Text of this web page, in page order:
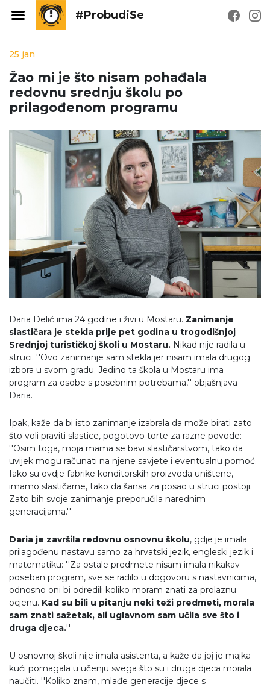
#ProbudiSe
25 jan
Žao mi je što nisam pohađala
redovnu srednju školu po
prilagođenom programu
Daria Delić ima 24 godine i živi u Mostaru. Zanimanje
slastičara je stekla prije pet godina u trogodišnjoj
Srednjoj turističkoj školi u Mostaru. Nikad nije radila u
struci. ''Ovo zanimanje sam stekla jer nisam imala drugog
izbora u svom gradu. Jedino ta škola u Mostaru ima
program za osobe s posebnim potrebama,'' objašnjava
Daria.
Ipak, kaže da bi isto zanimanje izabrala da može birati zato
što voli praviti slastice, pogotovo torte za razne povode:
''Osim toga, moja mama se bavi slastičarstvom, tako da
uvijek mogu računati na njene savjete i eventualnu pomoć.
Iako su ovdje fabrike konditorskih proizvoda uništene,
imamo slastičarne, tako da šansa za posao u struci postoji.
Zato bih svoje zanimanje preporučila narednim
generacijama.''
Daria je završila redovnu osnovnu školu, gdje je imala
prilagođenu nastavu samo za hrvatski jezik, engleski jezik i
matematiku: ''Za ostale predmete nisam imala nikakav
poseban program, sve se radilo u dogovoru s nastavnicima,
odnosno oni bi odredili koliko moram znati za prolaznu
ocjenu. Kad su bili u pitanju neki teži predmeti, morala
sam znati sažetak, ali uglavnom sam učila sve što i
druga djeca.''
U osnovnoj školi nije imala asistenta, a kaže da joj je majka
kući pomagala u učenju svega što su i druga djeca morala
naučiti. ''Koliko znam, mlađe generacije djece s